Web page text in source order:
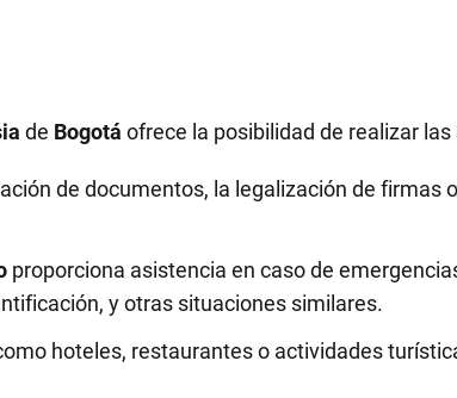
de Bogotá ofrece la posibilidad de realizar
de documentos, la legalización de firmas
proporciona asistencia en caso de
y otras situaciones similares.
hoteles, restaurantes o actividades